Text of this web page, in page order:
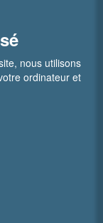
nous utilisons
ordinateur et